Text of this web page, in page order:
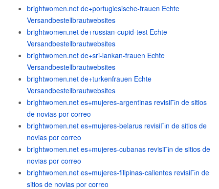
brightwomen.net de+portugiesische-frauen Echte
Versandbestellbrautwebsites
brightwomen.net de+russian-cupid-test Echte
Versandbestellbrautwebsites
brightwomen.net de+sri-lankan-frauen Echte
Versandbestellbrautwebsites
brightwomen.net de+turkenfrauen Echte
Versandbestellbrautwebsites
brightwomen.net es+mujeres-argentinas revisiГіn de sitios
de novias por correo
brightwomen.net es+mujeres-belarus revisiГіn de sitios de
novias por correo
brightwomen.net es+mujeres-cubanas revisiГіn de sitios de
novias por correo
brightwomen.net es+mujeres-filipinas-calientes revisiГіn de
sitios de novias por correo